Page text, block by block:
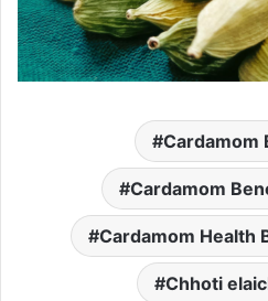
Cardamom
Cardamom
Cardamom Health
Chhoti